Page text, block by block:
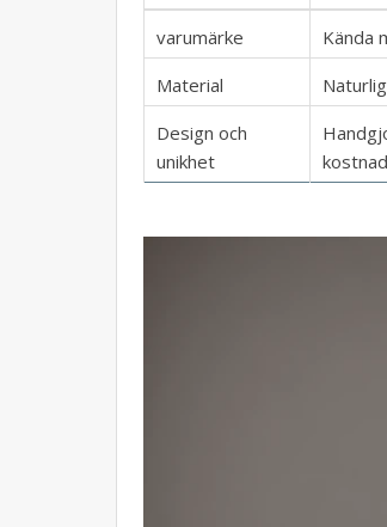
varumärke Kända
Material
Design och
unikhet